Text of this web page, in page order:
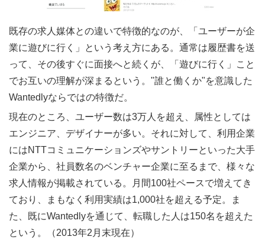
既存の求人媒体との違いで特徴的なのが、「ユーザーが企
業に遊びに行く」という考え方にある。通常は履歴書を送
って、その後すぐに面接へと続くが、「遊びに行く」こと
でお互いの理解が深まるという。"誰と働くか"を意識した
Wantedlyならではの特徴だ。
現在のところ、ユーザー数は3万人を超え、属性としては
エンジニア、デザイナーが多い。それに対して、利用企業
にはNTTコミュニケーションズやサントリーといった大手
企業から、社員数名のベンチャー企業に至るまで、様々な
求人情報が掲載されている。月間100社ペースで増えてき
ており、まもなく利用実績は1,000社を超える予定。ま
た、既にWantedlyを通じて、転職した人は150名を超えた
という。（2013年2月末現在）